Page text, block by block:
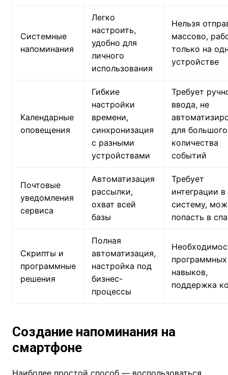
Системные
напоминания
Легко
настроить,
удобно для
личного
использования
Нельзя
массово,
только на
устройстве
Календарные
оповещения
Гибкие
настройки
времени,
синхронизация
с разными
устройствами
Требует
ввода, не
для большого
количества
событий
Почтовые
уведомления
сервиса
Автоматизация
рассылки,
охват всей
базы
Требует
интеграции в
систему,
попасть в
Скрипты и
программные
решения
Полная
автоматизация,
настройка под
бизнес-
процессы
программных
навыков,
поддержка
Создание напоминания на
смартфоне